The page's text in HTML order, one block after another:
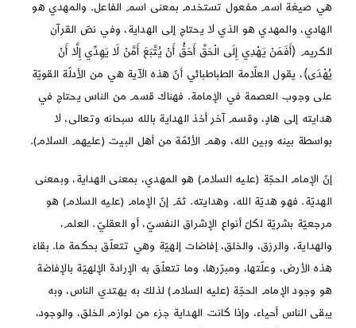
هي صيغة اسم مفعول تستخدم بمعنى اسم الفاعل. والمهدي هو
الهادي، والمهدي هو الذي لا يحتاج إلى الهداية، وفي نصّ القرآن
الكريم ﴿أَفَمَنْ يَهْدِي إِلَى الْحَقِّ أَحَقُّ أَنْ يُتَّبَعَ أَمَّنْ لَا يَهِدِّي إِلَّا أَنْ
يُهْدَى﴾، يقول العلّامة الطباطبائي أنّ هذه الآية هي من الأدلّة القويّة
على وجوب العصمة في الإمامة. فهناك قسم من الناس يحتاج في
هدايته إلى هادٍ، وقسم آخر أخذ الهداية بالله سبحانه وتعالى، لا
بواسطة بينه وبين الله، وهم الأئمّة من أهل البيت (عليهم السلام).
إنّ الإمام الحجّة (عليه السلام) هو المهدي، بمعنى الهداية، وبمعنى
الهديّة. فهو هديّة الله، وهدايته. ثمّ إنّ الإمام (عليه السلام) هو
مرجعيّة بشريّة لكلّ أنواع الإشراق النفسيّ، أو العقليّ. العلم،
والهداية، والرزق، والخلق، إفاضات إلهيّة وهي تتعلّق بحكمة ما. بقاء
هذه الأرض، وعلّتها، ومبرّرها، وما تتعلّق به الإرادة الإلهيّة بالإفاضة
هو وجود الإمام الحجّة (عليه السلام) لذلك به يهتدي الناس، وبه
يبقى الناس أحياء، وإذا كانت الهداية جزء من لوازم الخلق، والوجود،